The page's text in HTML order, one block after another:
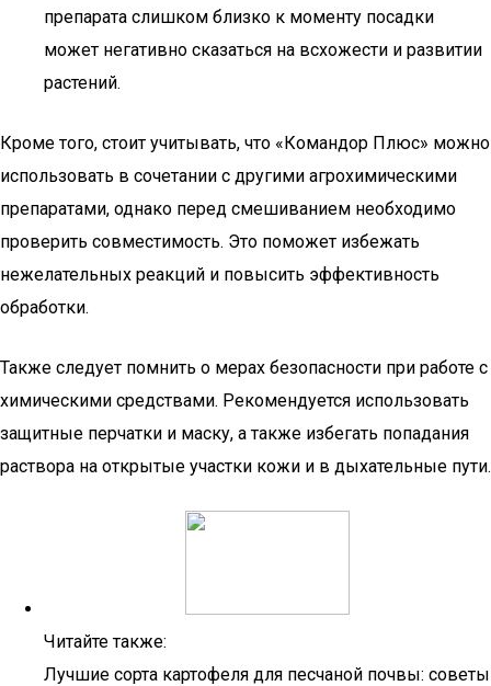
препарата слишком близко к моменту посадки
может негативно сказаться на всхожести и развитии
растений.
Кроме того, стоит учитывать, что «Командор Плюс» можно
использовать в сочетании с другими агрохимическими
препаратами, однако перед смешиванием необходимо
проверить совместимость. Это поможет избежать
нежелательных реакций и повысить эффективность
обработки.
Также следует помнить о мерах безопасности при работе с
химическими средствами. Рекомендуется использовать
защитные перчатки и маску, а также избегать попадания
раствора на открытые участки кожи и в дыхательные пути.
Читайте также:
Лучшие сорта картофеля для песчаной почвы: советы